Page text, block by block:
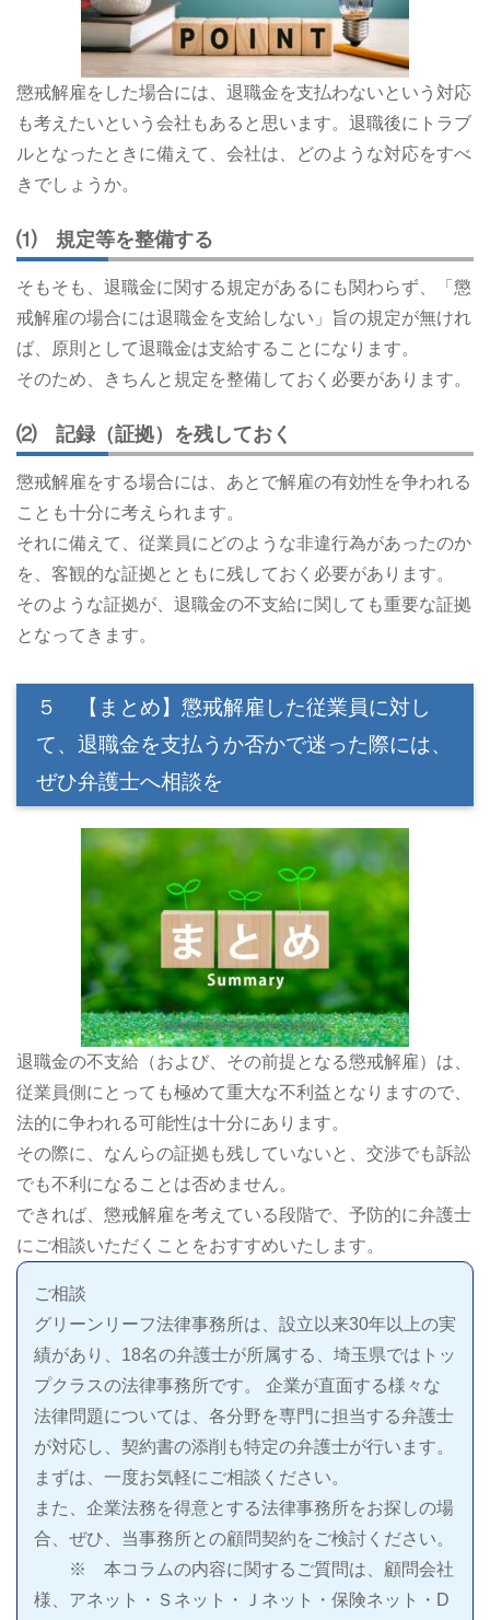
懲戒解雇をした場合には、退職金を支払わないという対応
も考えたいという会社もあると思います。退職後にトラブ
ルとなったときに備えて、会社は、どのような対応をすべ
きでしょうか。
⑴ 規定等を整備する
そもそも、退職金に関する規定があるにも関わらず、「懲
戒解雇の場合には退職金を支給しない」旨の規定が無けれ
ば、原則として退職金は支給することになります。
そのため、きちんと規定を整備しておく必要があります。
⑵ 記録（証拠）を残しておく
懲戒解雇をする場合には、あとで解雇の有効性を争われる
ことも十分に考えられます。
それに備えて、従業員にどのような非違行為があったのか
を、客観的な証拠とともに残しておく必要があります。
そのような証拠が、退職金の不支給に関しても重要な証拠
となってきます。
５ 【まとめ】懲戒解雇した従業員に対し
て、退職金を支払うか否かで迷った際には、
ぜひ弁護士へ相談を
退職金の不支給（および、その前提となる懲戒解雇）は、
従業員側にとっても極めて重大な不利益となりますので、
法的に争われる可能性は十分にあります。
その際に、なんらの証拠も残していないと、交渉でも訴訟
でも不利になることは否めません。
できれば、懲戒解雇を考えている段階で、予防的に弁護士
にご相談いただくことをおすすめいたします。
ご相談
グリーンリーフ法律事務所は、設立以来30年以上の実
績があり、18名の弁護士が所属する、埼玉県ではトッ
プクラスの法律事務所です。 企業が直面する様々な
法律問題については、各分野を専門に担当する弁護士
が対応し、契約書の添削も特定の弁護士が行います。
まずは、一度お気軽にご相談ください。
また、企業法務を得意とする法律事務所をお探しの場
合、ぜひ、当事務所との顧問契約をご検討ください。
※ 本コラムの内容に関するご質問は、顧問会社
様、アネット・Ｓネット・Ｊネット・保険ネット・D